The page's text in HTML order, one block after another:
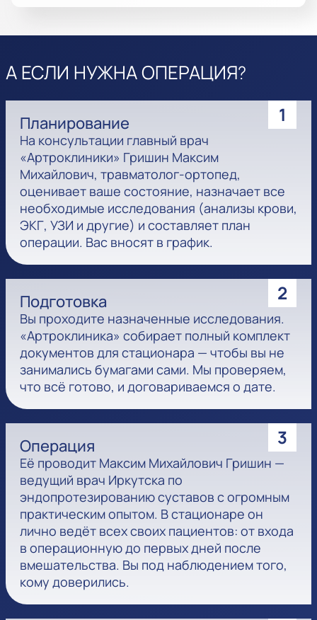
А ЕСЛИ НУЖНА ОПЕРАЦИЯ?
1
Планирование
На консультации главный врач
«Артроклиники» Гришин Максим
Михайлович, травматолог-ортопед,
оценивает ваше состояние, назначает все
необходимые исследования (анализы крови,
ЭКГ, УЗИ и другие) и составляет план
операции. Вас вносят в график.
2
Подготовка
Вы проходите назначенные исследования.
«Артроклиника» собирает полный комплект
документов для стационара — чтобы вы не
занимались бумагами сами. Мы проверяем,
что всё готово, и договариваемся о дате.
3
Операция
Её проводит Максим Михайлович Гришин —
ведущий врач Иркутска по
эндопротезированию суставов с огромным
практическим опытом. В стационаре он
лично ведёт всех своих пациентов: от входа
в операционную до первых дней после
вмешательства. Вы под наблюдением того,
кому доверились.